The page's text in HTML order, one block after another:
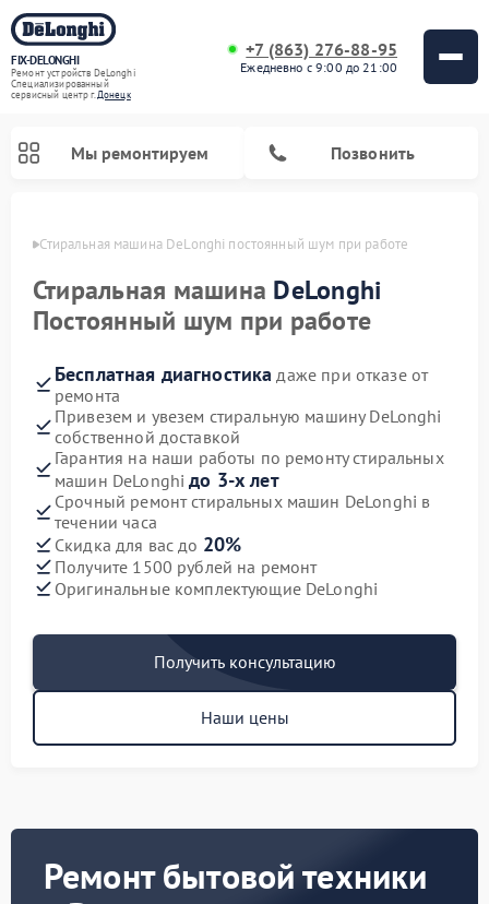
FIX-DELONGHI
Ремонт устройств DeLonghi
Специализированный
cервисный центр г.Донецк
+7 (863) 276-88-95
Ежедневно с 9:00 до 21:00
Мы ремонтируем Позвонить
Стиральная машина DeLonghi постоянный шум при работе
Стиральная машина DeLonghi
Постоянный шум при работе
Бесплатная диагностика даже при отказе от
ремонта
Привезем и увезем стиральную машину DeLonghi
собственной доставкой
Гарантия на наши работы по ремонту стиральных
машин DeLonghiдо 3-х лет
Срочный ремонт стиральных машин DeLonghi в
течении часа
Скидка для вас до 20%
Получите 1500 рублей на ремонт
Оригинальные комплектующие DeLonghi
Получить консультацию
Наши цены
Ремонт бытовой техники